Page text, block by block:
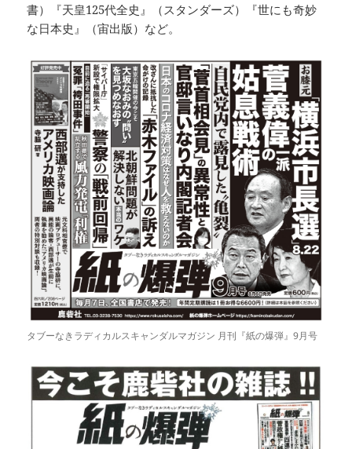
書）『天皇125代全史』（スタンダーズ）『世にも奇妙
な日本史』（宙出版）など。
タブーなきラディカルスキャンダルマガジン 月刊『紙の爆弾』9月号